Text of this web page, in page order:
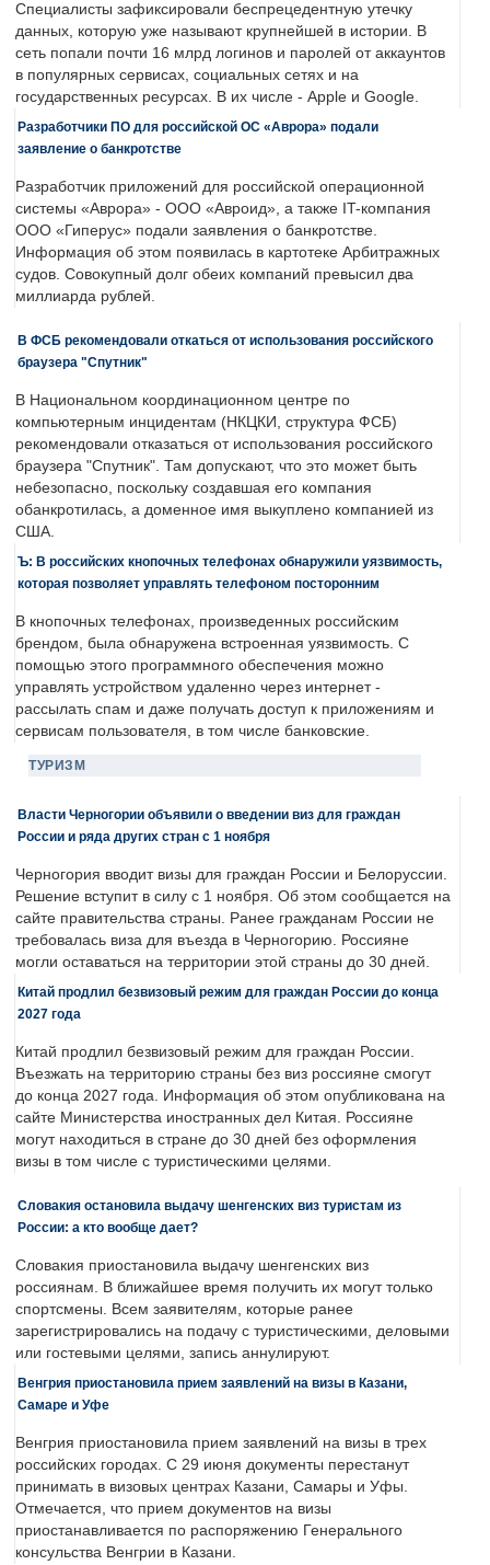
Специалисты зафиксировали беспрецедентную утечку
данных, которую уже называют крупнейшей в истории. В
сеть попали почти 16 млрд логинов и паролей от аккаунтов
в популярных сервисах, социальных сетях и на
государственных ресурсах. В их числе - Apple и Google.
Разработчики ПО для российской ОС «Аврора» подали
заявление о банкротстве
Разработчик приложений для российской операционной
системы «Аврора» - ООО «Авроид», а также IT-компания
ООО «Гиперус» подали заявления о банкротстве.
Информация об этом появилась в картотеке Арбитражных
судов. Совокупный долг обеих компаний превысил два
миллиарда рублей.
В ФСБ рекомендовали откаться от использования российского
браузера "Спутник"
В Национальном координационном центре по
компьютерным инцидентам (НКЦКИ, структура ФСБ)
рекомендовали отказаться от использования российского
браузера "Спутник". Там допускают, что это может быть
небезопасно, поскольку создавшая его компания
обанкротилась, а доменное имя выкуплено компанией из
США.
Ъ: В российских кнопочных телефонах обнаружили уязвимость,
которая позволяет управлять телефоном посторонним
В кнопочных телефонах, произведенных российским
брендом, была обнаружена встроенная уязвимость. С
помощью этого программного обеспечения можно
управлять устройством удаленно через интернет -
рассылать спам и даже получать доступ к приложениям и
сервисам пользователя, в том числе банковские.
ТУРИЗМ
Власти Черногории объявили о введении виз для граждан
России и ряда других стран с 1 ноября
Черногория вводит визы для граждан России и Белоруссии.
Решение вступит в силу с 1 ноября. Об этом сообщается на
сайте правительства страны. Ранее гражданам России не
требовалась виза для въезда в Черногорию. Россияне
могли оставаться на территории этой страны до 30 дней.
Китай продлил безвизовый режим для граждан России до конца
2027 года
Китай продлил безвизовый режим для граждан России.
Въезжать на территорию страны без виз россияне смогут
до конца 2027 года. Информация об этом опубликована на
сайте Министерства иностранных дел Китая. Россияне
могут находиться в стране до 30 дней без оформления
визы в том числе с туристическими целями.
Словакия остановила выдачу шенгенских виз туристам из
России: а кто вообще дает?
Словакия приостановила выдачу шенгенских виз
россиянам. В ближайшее время получить их могут только
спортсмены. Всем заявителям, которые ранее
зарегистрировались на подачу с туристическими, деловыми
или гостевыми целями, запись аннулируют.
Венгрия приостановила прием заявлений на визы в Казани,
Самаре и Уфе
Венгрия приостановила прием заявлений на визы в трех
российских городах. С 29 июня документы перестанут
принимать в визовых центрах Казани, Самары и Уфы.
Отмечается, что прием документов на визы
приостанавливается по распоряжению Генерального
консульства Венгрии в Казани.